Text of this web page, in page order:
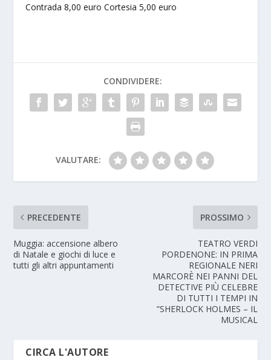
Contrada 8,00 euro Cortesia 5,00 euro
CONDIVIDERE:
VALUTARE:
PRECEDENTE
Muggia: accensione albero
di Natale e giochi di luce e
tutti gli altri appuntamenti
PROSSIMO
TEATRO VERDI
PORDENONE: IN PRIMA
REGIONALE NERI
MARCORÈ NEI PANNI DEL
DETECTIVE PIÙ CELEBRE
DI TUTTI I TEMPI IN
“SHERLOCK HOLMES – IL
MUSICAL
CIRCA L'AUTORE